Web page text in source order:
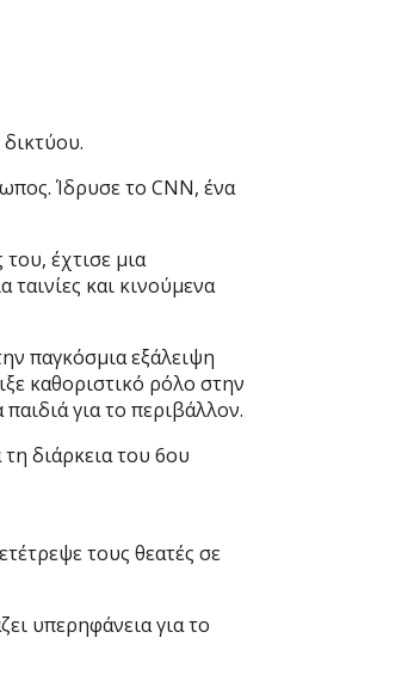
Ίδρυσε το CNN, ένα
έχτισε μια
και κινούμενα
παγκόσμια εξάλειψη
καθοριστικό ρόλο στην
για το περιβάλλον.
διάρκεια του 6ου
τους θεατές σε
υπερηφάνεια για το